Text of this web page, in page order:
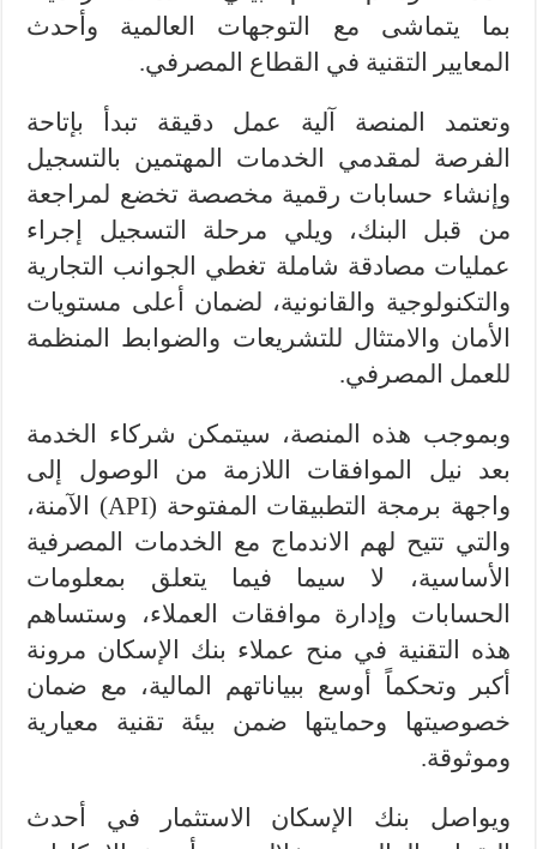
بما يتماشى مع التوجهات العالمية وأحدث
المعايير التقنية في القطاع المصرفي.
وتعتمد المنصة آلية عمل دقيقة تبدأ بإتاحة
الفرصة لمقدمي الخدمات المهتمين بالتسجيل
وإنشاء حسابات رقمية مخصصة تخضع لمراجعة
من قبل البنك، ويلي مرحلة التسجيل إجراء
عمليات مصادقة شاملة تغطي الجوانب التجارية
والتكنولوجية والقانونية، لضمان أعلى مستويات
الأمان والامتثال للتشريعات والضوابط المنظمة
للعمل المصرفي.
وبموجب هذه المنصة، سيتمكن شركاء الخدمة
بعد نيل الموافقات اللازمة من الوصول إلى
واجهة برمجة التطبيقات المفتوحة (API) الآمنة،
والتي تتيح لهم الاندماج مع الخدمات المصرفية
الأساسية، لا سيما فيما يتعلق بمعلومات
الحسابات وإدارة موافقات العملاء، وستساهم
هذه التقنية في منح عملاء بنك الإسكان مرونة
أكبر وتحكماً أوسع ببياناتهم المالية، مع ضمان
خصوصيتها وحمايتها ضمن بيئة تقنية معيارية
وموثوقة.
ويواصل بنك الإسكان الاستثمار في أحدث